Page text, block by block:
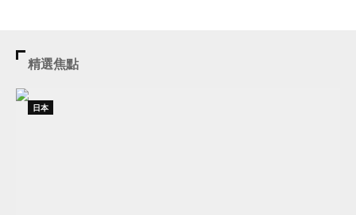
精選焦點
日本